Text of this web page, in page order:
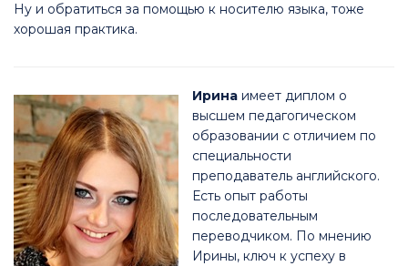
Ну и обратиться за помощью к носителю языка, тоже
хорошая практика.
Ирина имеет диплом о
высшем педагогическом
образовании с отличием по
специальности
преподаватель английского.
Есть опыт работы
последовательным
переводчиком. По мнению
Ирины, ключ к успеху в